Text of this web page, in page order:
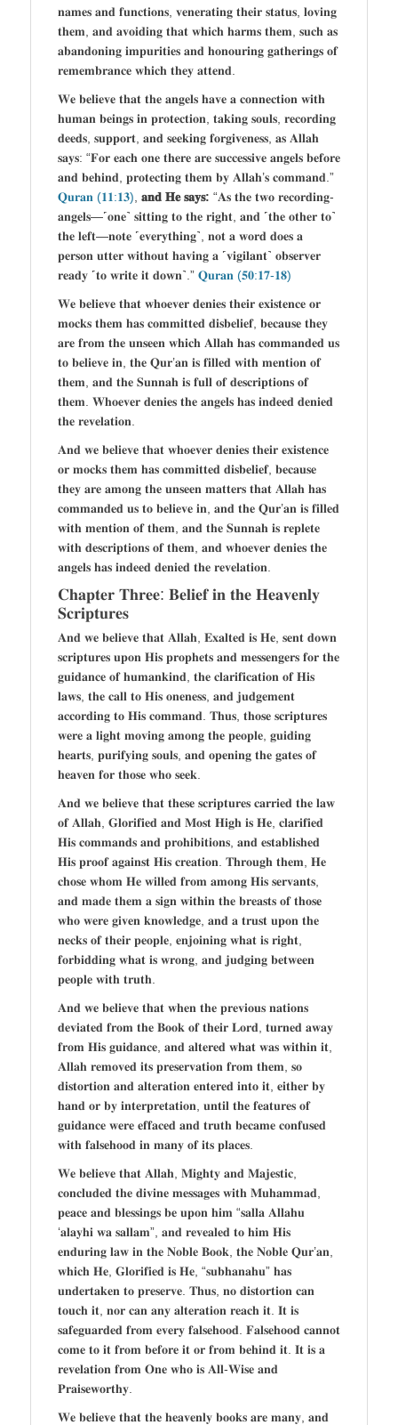
𝐧𝐚𝐦𝐞𝐬 𝐚𝐧𝐝 𝐟𝐮𝐧𝐜𝐭𝐢𝐨𝐧𝐬, 𝐯𝐞𝐧𝐞𝐫𝐚𝐭𝐢𝐧𝐠 𝐭𝐡𝐞𝐢𝐫 𝐬𝐭𝐚𝐭𝐮𝐬, 𝐥𝐨𝐯𝐢𝐧𝐠
𝐭𝐡𝐞𝐦, 𝐚𝐧𝐝 𝐚𝐯𝐨𝐢𝐝𝐢𝐧𝐠 𝐭𝐡𝐚𝐭 𝐰𝐡𝐢𝐜𝐡 𝐡𝐚𝐫𝐦𝐬 𝐭𝐡𝐞𝐦, 𝐬𝐮𝐜𝐡 𝐚𝐬
𝐚𝐛𝐚𝐧𝐝𝐨𝐧𝐢𝐧𝐠 𝐢𝐦𝐩𝐮𝐫𝐢𝐭𝐢𝐞𝐬 𝐚𝐧𝐝 𝐡𝐨𝐧𝐨𝐮𝐫𝐢𝐧𝐠 𝐠𝐚𝐭𝐡𝐞𝐫𝐢𝐧𝐠𝐬 𝐨𝐟
𝐫𝐞𝐦𝐞𝐦𝐛𝐫𝐚𝐧𝐜𝐞 𝐰𝐡𝐢𝐜𝐡 𝐭𝐡𝐞𝐲 𝐚𝐭𝐭𝐞𝐧𝐝.
𝐖𝐞 𝐛𝐞𝐥𝐢𝐞𝐯𝐞 𝐭𝐡𝐚𝐭 𝐭𝐡𝐞 𝐚𝐧𝐠𝐞𝐥𝐬 𝐡𝐚𝐯𝐞 𝐚 𝐜𝐨𝐧𝐧𝐞𝐜𝐭𝐢𝐨𝐧 𝐰𝐢𝐭𝐡
𝐡𝐮𝐦𝐚𝐧 𝐛𝐞𝐢𝐧𝐠𝐬 𝐢𝐧 𝐩𝐫𝐨𝐭𝐞𝐜𝐭𝐢𝐨𝐧, 𝐭𝐚𝐤𝐢𝐧𝐠 𝐬𝐨𝐮𝐥𝐬, 𝐫𝐞𝐜𝐨𝐫𝐝𝐢𝐧𝐠
𝐝𝐞𝐞𝐝𝐬, 𝐬𝐮𝐩𝐩𝐨𝐫𝐭, 𝐚𝐧𝐝 𝐬𝐞𝐞𝐤𝐢𝐧𝐠 𝐟𝐨𝐫𝐠𝐢𝐯𝐞𝐧𝐞𝐬𝐬, 𝐚𝐬 𝐀𝐥𝐥𝐚𝐡
𝐬𝐚𝐲𝐬: “𝐅𝐨𝐫 𝐞𝐚𝐜𝐡 𝐨𝐧𝐞 𝐭𝐡𝐞𝐫𝐞 𝐚𝐫𝐞 𝐬𝐮𝐜𝐜𝐞𝐬𝐬𝐢𝐯𝐞 𝐚𝐧𝐠𝐞𝐥𝐬 𝐛𝐞𝐟𝐨𝐫𝐞
𝐚𝐧𝐝 𝐛𝐞𝐡𝐢𝐧𝐝, 𝐩𝐫𝐨𝐭𝐞𝐜𝐭𝐢𝐧𝐠 𝐭𝐡𝐞𝐦 𝐛𝐲 𝐀𝐥𝐥𝐚𝐡’𝐬 𝐜𝐨𝐦𝐦𝐚𝐧𝐝.”
𝐐𝐮𝐫𝐚𝐧 (𝟏𝟏:𝟏𝟑) 𝐚𝐧𝐝 𝐇𝐞 𝐬𝐚𝐲𝐬: “𝐀𝐬 𝐭𝐡𝐞 𝐭𝐰𝐨 𝐫𝐞𝐜𝐨𝐫𝐝𝐢𝐧𝐠-
𝐚𝐧𝐠𝐞𝐥𝐬—˹𝐨𝐧𝐞˺ 𝐬𝐢𝐭𝐭𝐢𝐧𝐠 𝐭𝐨 𝐭𝐡𝐞 𝐫𝐢𝐠𝐡𝐭, 𝐚𝐧𝐝 ˹𝐭𝐡𝐞 𝐨𝐭𝐡𝐞𝐫 𝐭𝐨˺
𝐭𝐡𝐞 𝐥𝐞𝐟𝐭—𝐧𝐨𝐭𝐞 ˹𝐞𝐯𝐞𝐫𝐲𝐭𝐡𝐢𝐧𝐠˺, 𝐧𝐨𝐭 𝐚 𝐰𝐨𝐫𝐝 𝐝𝐨𝐞𝐬 𝐚
𝐩𝐞𝐫𝐬𝐨𝐧 𝐮𝐭𝐭𝐞𝐫 𝐰𝐢𝐭𝐡𝐨𝐮𝐭 𝐡𝐚𝐯𝐢𝐧𝐠 𝐚 ˹𝐯𝐢𝐠𝐢𝐥𝐚𝐧𝐭˺ 𝐨𝐛𝐬𝐞𝐫𝐯𝐞𝐫
𝐫𝐞𝐚𝐝𝐲 ˹𝐭𝐨 𝐰𝐫𝐢𝐭𝐞 𝐢𝐭 𝐝𝐨𝐰𝐧˺.” 𝐐𝐮𝐫𝐚𝐧 (𝟓𝟎:𝟏𝟕-𝟏𝟖)
𝐖𝐞 𝐛𝐞𝐥𝐢𝐞𝐯𝐞 𝐭𝐡𝐚𝐭 𝐰𝐡𝐨𝐞𝐯𝐞𝐫 𝐝𝐞𝐧𝐢𝐞𝐬 𝐭𝐡𝐞𝐢𝐫 𝐞𝐱𝐢𝐬𝐭𝐞𝐧𝐜𝐞 𝐨𝐫
𝐦𝐨𝐜𝐤𝐬 𝐭𝐡𝐞𝐦 𝐡𝐚𝐬 𝐜𝐨𝐦𝐦𝐢𝐭𝐭𝐞𝐝 𝐝𝐢𝐬𝐛𝐞𝐥𝐢𝐞𝐟, 𝐛𝐞𝐜𝐚𝐮𝐬𝐞 𝐭𝐡𝐞𝐲
𝐚𝐫𝐞 𝐟𝐫𝐨𝐦 𝐭𝐡𝐞 𝐮𝐧𝐬𝐞𝐞𝐧 𝐰𝐡𝐢𝐜𝐡 𝐀𝐥𝐥𝐚𝐡 𝐡𝐚𝐬 𝐜𝐨𝐦𝐦𝐚𝐧𝐝𝐞𝐝 𝐮𝐬
𝐭𝐨 𝐛𝐞𝐥𝐢𝐞𝐯𝐞 𝐢𝐧, 𝐭𝐡𝐞 𝐐𝐮𝐫’𝐚𝐧 𝐢𝐬 𝐟𝐢𝐥𝐥𝐞𝐝 𝐰𝐢𝐭𝐡 𝐦𝐞𝐧𝐭𝐢𝐨𝐧 𝐨𝐟
𝐭𝐡𝐞𝐦, 𝐚𝐧𝐝 𝐭𝐡𝐞 𝐒𝐮𝐧𝐧𝐚𝐡 𝐢𝐬 𝐟𝐮𝐥𝐥 𝐨𝐟 𝐝𝐞𝐬𝐜𝐫𝐢𝐩𝐭𝐢𝐨𝐧𝐬 𝐨𝐟
𝐭𝐡𝐞𝐦. 𝐖𝐡𝐨𝐞𝐯𝐞𝐫 𝐝𝐞𝐧𝐢𝐞𝐬 𝐭𝐡𝐞 𝐚𝐧𝐠𝐞𝐥𝐬 𝐡𝐚𝐬 𝐢𝐧𝐝𝐞𝐞𝐝 𝐝𝐞𝐧𝐢𝐞𝐝
𝐭𝐡𝐞 𝐫𝐞𝐯𝐞𝐥𝐚𝐭𝐢𝐨𝐧.
𝐀𝐧𝐝 𝐰𝐞 𝐛𝐞𝐥𝐢𝐞𝐯𝐞 𝐭𝐡𝐚𝐭 𝐰𝐡𝐨𝐞𝐯𝐞𝐫 𝐝𝐞𝐧𝐢𝐞𝐬 𝐭𝐡𝐞𝐢𝐫 𝐞𝐱𝐢𝐬𝐭𝐞𝐧𝐜𝐞
𝐨𝐫 𝐦𝐨𝐜𝐤𝐬 𝐭𝐡𝐞𝐦 𝐡𝐚𝐬 𝐜𝐨𝐦𝐦𝐢𝐭𝐭𝐞𝐝 𝐝𝐢𝐬𝐛𝐞𝐥𝐢𝐞𝐟, 𝐛𝐞𝐜𝐚𝐮𝐬𝐞
𝐭𝐡𝐞𝐲 𝐚𝐫𝐞 𝐚𝐦𝐨𝐧𝐠 𝐭𝐡𝐞 𝐮𝐧𝐬𝐞𝐞𝐧 𝐦𝐚𝐭𝐭𝐞𝐫𝐬 𝐭𝐡𝐚𝐭 𝐀𝐥𝐥𝐚𝐡 𝐡𝐚𝐬
𝐜𝐨𝐦𝐦𝐚𝐧𝐝𝐞𝐝 𝐮𝐬 𝐭𝐨 𝐛𝐞𝐥𝐢𝐞𝐯𝐞 𝐢𝐧, 𝐚𝐧𝐝 𝐭𝐡𝐞 𝐐𝐮𝐫’𝐚𝐧 𝐢𝐬 𝐟𝐢𝐥𝐥𝐞𝐝
𝐰𝐢𝐭𝐡 𝐦𝐞𝐧𝐭𝐢𝐨𝐧 𝐨𝐟 𝐭𝐡𝐞𝐦, 𝐚𝐧𝐝 𝐭𝐡𝐞 𝐒𝐮𝐧𝐧𝐚𝐡 𝐢𝐬 𝐫𝐞𝐩𝐥𝐞𝐭𝐞
𝐰𝐢𝐭𝐡 𝐝𝐞𝐬𝐜𝐫𝐢𝐩𝐭𝐢𝐨𝐧𝐬 𝐨𝐟 𝐭𝐡𝐞𝐦, 𝐚𝐧𝐝 𝐰𝐡𝐨𝐞𝐯𝐞𝐫 𝐝𝐞𝐧𝐢𝐞𝐬 𝐭𝐡𝐞
𝐚𝐧𝐠𝐞𝐥𝐬 𝐡𝐚𝐬 𝐢𝐧𝐝𝐞𝐞𝐝 𝐝𝐞𝐧𝐢𝐞𝐝 𝐭𝐡𝐞 𝐫𝐞𝐯𝐞𝐥𝐚𝐭𝐢𝐨𝐧.
𝐂𝐡𝐚𝐩𝐭𝐞𝐫 𝐓𝐡𝐫𝐞𝐞: 𝐁𝐞𝐥𝐢𝐞𝐟 𝐢𝐧 𝐭𝐡𝐞 𝐇𝐞𝐚𝐯𝐞𝐧𝐥𝐲
𝐒𝐜𝐫𝐢𝐩𝐭𝐮𝐫𝐞𝐬
𝐀𝐧𝐝 𝐰𝐞 𝐛𝐞𝐥𝐢𝐞𝐯𝐞 𝐭𝐡𝐚𝐭 𝐀𝐥𝐥𝐚𝐡, 𝐄𝐱𝐚𝐥𝐭𝐞𝐝 𝐢𝐬 𝐇𝐞, 𝐬𝐞𝐧𝐭 𝐝𝐨𝐰𝐧
𝐬𝐜𝐫𝐢𝐩𝐭𝐮𝐫𝐞𝐬 𝐮𝐩𝐨𝐧 𝐇𝐢𝐬 𝐩𝐫𝐨𝐩𝐡𝐞𝐭𝐬 𝐚𝐧𝐝 𝐦𝐞𝐬𝐬𝐞𝐧𝐠𝐞𝐫𝐬 𝐟𝐨𝐫 𝐭𝐡𝐞
𝐠𝐮𝐢𝐝𝐚𝐧𝐜𝐞 𝐨𝐟 𝐡𝐮𝐦𝐚𝐧𝐤𝐢𝐧𝐝, 𝐭𝐡𝐞 𝐜𝐥𝐚𝐫𝐢𝐟𝐢𝐜𝐚𝐭𝐢𝐨𝐧 𝐨𝐟 𝐇𝐢𝐬
𝐥𝐚𝐰𝐬, 𝐭𝐡𝐞 𝐜𝐚𝐥𝐥 𝐭𝐨 𝐇𝐢𝐬 𝐨𝐧𝐞𝐧𝐞𝐬𝐬, 𝐚𝐧𝐝 𝐣𝐮𝐝𝐠𝐞𝐦𝐞𝐧𝐭
𝐚𝐜𝐜𝐨𝐫𝐝𝐢𝐧𝐠 𝐭𝐨 𝐇𝐢𝐬 𝐜𝐨𝐦𝐦𝐚𝐧𝐝. 𝐓𝐡𝐮𝐬, 𝐭𝐡𝐨𝐬𝐞 𝐬𝐜𝐫𝐢𝐩𝐭𝐮𝐫𝐞𝐬
𝐰𝐞𝐫𝐞 𝐚 𝐥𝐢𝐠𝐡𝐭 𝐦𝐨𝐯𝐢𝐧𝐠 𝐚𝐦𝐨𝐧𝐠 𝐭𝐡𝐞 𝐩𝐞𝐨𝐩𝐥𝐞, 𝐠𝐮𝐢𝐝𝐢𝐧𝐠
𝐡𝐞𝐚𝐫𝐭𝐬, 𝐩𝐮𝐫𝐢𝐟𝐲𝐢𝐧𝐠 𝐬𝐨𝐮𝐥𝐬, 𝐚𝐧𝐝 𝐨𝐩𝐞𝐧𝐢𝐧𝐠 𝐭𝐡𝐞 𝐠𝐚𝐭𝐞𝐬 𝐨𝐟
𝐡𝐞𝐚𝐯𝐞𝐧 𝐟𝐨𝐫 𝐭𝐡𝐨𝐬𝐞 𝐰𝐡𝐨 𝐬𝐞𝐞𝐤.
𝐀𝐧𝐝 𝐰𝐞 𝐛𝐞𝐥𝐢𝐞𝐯𝐞 𝐭𝐡𝐚𝐭 𝐭𝐡𝐞𝐬𝐞 𝐬𝐜𝐫𝐢𝐩𝐭𝐮𝐫𝐞𝐬 𝐜𝐚𝐫𝐫𝐢𝐞𝐝 𝐭𝐡𝐞 𝐥𝐚𝐰
𝐨𝐟 𝐀𝐥𝐥𝐚𝐡, 𝐆𝐥𝐨𝐫𝐢𝐟𝐢𝐞𝐝 𝐚𝐧𝐝 𝐌𝐨𝐬𝐭 𝐇𝐢𝐠𝐡 𝐢𝐬 𝐇𝐞, 𝐜𝐥𝐚𝐫𝐢𝐟𝐢𝐞𝐝
𝐇𝐢𝐬 𝐜𝐨𝐦𝐦𝐚𝐧𝐝𝐬 𝐚𝐧𝐝 𝐩𝐫𝐨𝐡𝐢𝐛𝐢𝐭𝐢𝐨𝐧𝐬, 𝐚𝐧𝐝 𝐞𝐬𝐭𝐚𝐛𝐥𝐢𝐬𝐡𝐞𝐝
𝐇𝐢𝐬 𝐩𝐫𝐨𝐨𝐟 𝐚𝐠𝐚𝐢𝐧𝐬𝐭 𝐇𝐢𝐬 𝐜𝐫𝐞𝐚𝐭𝐢𝐨𝐧. 𝐓𝐡𝐫𝐨𝐮𝐠𝐡 𝐭𝐡𝐞𝐦, 𝐇𝐞
𝐜𝐡𝐨𝐬𝐞 𝐰𝐡𝐨𝐦 𝐇𝐞 𝐰𝐢𝐥𝐥𝐞𝐝 𝐟𝐫𝐨𝐦 𝐚𝐦𝐨𝐧𝐠 𝐇𝐢𝐬 𝐬𝐞𝐫𝐯𝐚𝐧𝐭𝐬,
𝐚𝐧𝐝 𝐦𝐚𝐝𝐞 𝐭𝐡𝐞𝐦 𝐚 𝐬𝐢𝐠𝐧 𝐰𝐢𝐭𝐡𝐢𝐧 𝐭𝐡𝐞 𝐛𝐫𝐞𝐚𝐬𝐭𝐬 𝐨𝐟 𝐭𝐡𝐨𝐬𝐞
𝐰𝐡𝐨 𝐰𝐞𝐫𝐞 𝐠𝐢𝐯𝐞𝐧 𝐤𝐧𝐨𝐰𝐥𝐞𝐝𝐠𝐞, 𝐚𝐧𝐝 𝐚 𝐭𝐫𝐮𝐬𝐭 𝐮𝐩𝐨𝐧 𝐭𝐡𝐞
𝐧𝐞𝐜𝐤𝐬 𝐨𝐟 𝐭𝐡𝐞𝐢𝐫 𝐩𝐞𝐨𝐩𝐥𝐞, 𝐞𝐧𝐣𝐨𝐢𝐧𝐢𝐧𝐠 𝐰𝐡𝐚𝐭 𝐢𝐬 𝐫𝐢𝐠𝐡𝐭,
𝐟𝐨𝐫𝐛𝐢𝐝𝐝𝐢𝐧𝐠 𝐰𝐡𝐚𝐭 𝐢𝐬 𝐰𝐫𝐨𝐧𝐠, 𝐚𝐧𝐝 𝐣𝐮𝐝𝐠𝐢𝐧𝐠 𝐛𝐞𝐭𝐰𝐞𝐞𝐧
𝐩𝐞𝐨𝐩𝐥𝐞 𝐰𝐢𝐭𝐡 𝐭𝐫𝐮𝐭𝐡.
𝐀𝐧𝐝 𝐰𝐞 𝐛𝐞𝐥𝐢𝐞𝐯𝐞 𝐭𝐡𝐚𝐭 𝐰𝐡𝐞𝐧 𝐭𝐡𝐞 𝐩𝐫𝐞𝐯𝐢𝐨𝐮𝐬 𝐧𝐚𝐭𝐢𝐨𝐧𝐬
𝐝𝐞𝐯𝐢𝐚𝐭𝐞𝐝 𝐟𝐫𝐨𝐦 𝐭𝐡𝐞 𝐁𝐨𝐨𝐤 𝐨𝐟 𝐭𝐡𝐞𝐢𝐫 𝐋𝐨𝐫𝐝, 𝐭𝐮𝐫𝐧𝐞𝐝 𝐚𝐰𝐚𝐲
𝐟𝐫𝐨𝐦 𝐇𝐢𝐬 𝐠𝐮𝐢𝐝𝐚𝐧𝐜𝐞, 𝐚𝐧𝐝 𝐚𝐥𝐭𝐞𝐫𝐞𝐝 𝐰𝐡𝐚𝐭 𝐰𝐚𝐬 𝐰𝐢𝐭𝐡𝐢𝐧 𝐢𝐭,
𝐀𝐥𝐥𝐚𝐡 𝐫𝐞𝐦𝐨𝐯𝐞𝐝 𝐢𝐭𝐬 𝐩𝐫𝐞𝐬𝐞𝐫𝐯𝐚𝐭𝐢𝐨𝐧 𝐟𝐫𝐨𝐦 𝐭𝐡𝐞𝐦, 𝐬𝐨
𝐝𝐢𝐬𝐭𝐨𝐫𝐭𝐢𝐨𝐧 𝐚𝐧𝐝 𝐚𝐥𝐭𝐞𝐫𝐚𝐭𝐢𝐨𝐧 𝐞𝐧𝐭𝐞𝐫𝐞𝐝 𝐢𝐧𝐭𝐨 𝐢𝐭, 𝐞𝐢𝐭𝐡𝐞𝐫 𝐛𝐲
𝐡𝐚𝐧𝐝 𝐨𝐫 𝐛𝐲 𝐢𝐧𝐭𝐞𝐫𝐩𝐫𝐞𝐭𝐚𝐭𝐢𝐨𝐧, 𝐮𝐧𝐭𝐢𝐥 𝐭𝐡𝐞 𝐟𝐞𝐚𝐭𝐮𝐫𝐞𝐬 𝐨𝐟
𝐠𝐮𝐢𝐝𝐚𝐧𝐜𝐞 𝐰𝐞𝐫𝐞 𝐞𝐟𝐟𝐚𝐜𝐞𝐝 𝐚𝐧𝐝 𝐭𝐫𝐮𝐭𝐡 𝐛𝐞𝐜𝐚𝐦𝐞 𝐜𝐨𝐧𝐟𝐮𝐬𝐞𝐝
𝐰𝐢𝐭𝐡 𝐟𝐚𝐥𝐬𝐞𝐡𝐨𝐨𝐝 𝐢𝐧 𝐦𝐚𝐧𝐲 𝐨𝐟 𝐢𝐭𝐬 𝐩𝐥𝐚𝐜𝐞𝐬.
𝐖𝐞 𝐛𝐞𝐥𝐢𝐞𝐯𝐞 𝐭𝐡𝐚𝐭 𝐀𝐥𝐥𝐚𝐡, 𝐌𝐢𝐠𝐡𝐭𝐲 𝐚𝐧𝐝 𝐌𝐚𝐣𝐞𝐬𝐭𝐢𝐜,
𝐜𝐨𝐧𝐜𝐥𝐮𝐝𝐞𝐝 𝐭𝐡𝐞 𝐝𝐢𝐯𝐢𝐧𝐞 𝐦𝐞𝐬𝐬𝐚𝐠𝐞𝐬 𝐰𝐢𝐭𝐡 𝐌𝐮𝐡𝐚𝐦𝐦𝐚𝐝,
𝐩𝐞𝐚𝐜𝐞 𝐚𝐧𝐝 𝐛𝐥𝐞𝐬𝐬𝐢𝐧𝐠𝐬 𝐛𝐞 𝐮𝐩𝐨𝐧 𝐡𝐢𝐦 “𝐬𝐚𝐥𝐥𝐚 𝐀𝐥𝐥𝐚𝐡𝐮
‘𝐚𝐥𝐚𝐲𝐡𝐢 𝐰𝐚 𝐬𝐚𝐥𝐥𝐚𝐦”, 𝐚𝐧𝐝 𝐫𝐞𝐯𝐞𝐚𝐥𝐞𝐝 𝐭𝐨 𝐡𝐢𝐦 𝐇𝐢𝐬
𝐞𝐧𝐝𝐮𝐫𝐢𝐧𝐠 𝐥𝐚𝐰 𝐢𝐧 𝐭𝐡𝐞 𝐍𝐨𝐛𝐥𝐞 𝐁𝐨𝐨𝐤, 𝐭𝐡𝐞 𝐍𝐨𝐛𝐥𝐞 𝐐𝐮𝐫’𝐚𝐧,
𝐰𝐡𝐢𝐜𝐡 𝐇𝐞, 𝐆𝐥𝐨𝐫𝐢𝐟𝐢𝐞𝐝 𝐢𝐬 𝐇𝐞, “𝐬𝐮𝐛𝐡𝐚𝐧𝐚𝐡𝐮” 𝐡𝐚𝐬
𝐮𝐧𝐝𝐞𝐫𝐭𝐚𝐤𝐞𝐧 𝐭𝐨 𝐩𝐫𝐞𝐬𝐞𝐫𝐯𝐞. 𝐓𝐡𝐮𝐬, 𝐧𝐨 𝐝𝐢𝐬𝐭𝐨𝐫𝐭𝐢𝐨𝐧 𝐜𝐚𝐧
𝐭𝐨𝐮𝐜𝐡 𝐢𝐭, 𝐧𝐨𝐫 𝐜𝐚𝐧 𝐚𝐧𝐲 𝐚𝐥𝐭𝐞𝐫𝐚𝐭𝐢𝐨𝐧 𝐫𝐞𝐚𝐜𝐡 𝐢𝐭. 𝐈𝐭 𝐢𝐬
𝐬𝐚𝐟𝐞𝐠𝐮𝐚𝐫𝐝𝐞𝐝 𝐟𝐫𝐨𝐦 𝐞𝐯𝐞𝐫𝐲 𝐟𝐚𝐥𝐬𝐞𝐡𝐨𝐨𝐝. 𝐅𝐚𝐥𝐬𝐞𝐡𝐨𝐨𝐝 𝐜𝐚𝐧𝐧𝐨𝐭
𝐜𝐨𝐦𝐞 𝐭𝐨 𝐢𝐭 𝐟𝐫𝐨𝐦 𝐛𝐞𝐟𝐨𝐫𝐞 𝐢𝐭 𝐨𝐫 𝐟𝐫𝐨𝐦 𝐛𝐞𝐡𝐢𝐧𝐝 𝐢𝐭. 𝐈𝐭 𝐢𝐬 𝐚
𝐫𝐞𝐯𝐞𝐥𝐚𝐭𝐢𝐨𝐧 𝐟𝐫𝐨𝐦 𝐎𝐧𝐞 𝐰𝐡𝐨 𝐢𝐬 𝐀𝐥𝐥-𝐖𝐢𝐬𝐞 𝐚𝐧𝐝
𝐏𝐫𝐚𝐢𝐬𝐞𝐰𝐨𝐫𝐭𝐡𝐲.
𝐖𝐞 𝐛𝐞𝐥𝐢𝐞𝐯𝐞 𝐭𝐡𝐚𝐭 𝐭𝐡𝐞 𝐡𝐞𝐚𝐯𝐞𝐧𝐥𝐲 𝐛𝐨𝐨𝐤𝐬 𝐚𝐫𝐞 𝐦𝐚𝐧𝐲, 𝐚𝐧𝐝